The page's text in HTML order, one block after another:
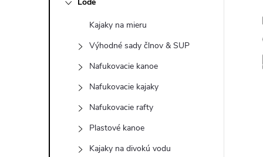
Kajaky na mieru
Výhodné sady člnov & SUP
Nafukovacie kanoe
Nafukovacie kajaky
Nafukovacie rafty
Plastové kanoe
Kajaky na divokú vodu